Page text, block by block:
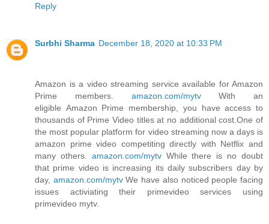
Reply
Surbhi Sharma December 18, 2020 at 10:33 PM
Amazon is a video streaming service available for Amazon
Prime members. amazon.com/mytvWith an
eligible Amazon Prime membership, you have access to
thousands of Prime Video titles at no additional cost.One of
the most popular platform for video streaming now a days is
amazon prime video competiting directly with Netflix and
many others. amazon.com/mytvWhile there is no doubt
that prime video is increasing its daily subscribers day by
day, amazon.com/mytvWe have also noticed people facing
issues activiating their primevideo services using
primevideo mytv.